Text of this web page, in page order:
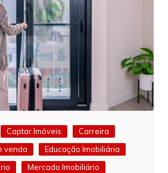
Captar Imóveis
Carreira
venda
Educação Imobiliária
Mercado Imobiliário